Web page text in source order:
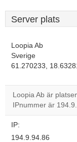
Server plats
Loopia Ab
Sverige
61.270233,
Loopia Ab är
IPnummer är
IP:
194.9.94.86